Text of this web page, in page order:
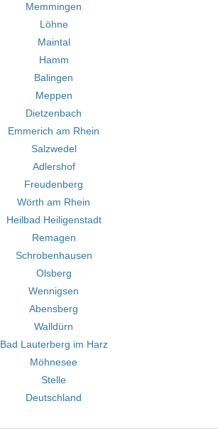
Memmingen
Löhne
Maintal
Hamm
Balingen
Meppen
Dietzenbach
Emmerich am Rhein
Salzwedel
Adlershof
Freudenberg
Wörth am Rhein
Heilbad Heiligenstadt
Remagen
Schrobenhausen
Olsberg
Wennigsen
Abensberg
Walldürn
Bad Lauterberg im Harz
Möhnesee
Stelle
Deutschland